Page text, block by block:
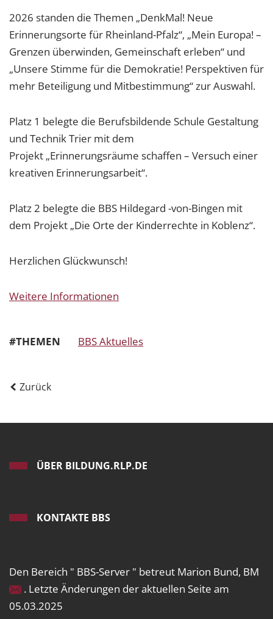
2026 standen die Themen „DenkMal! Neue
Erinnerungsorte für Rheinland-Pfalz“, „Mein Europa! –
Grenzen überwinden, Gemeinschaft erleben“ und
„Unsere Stimme für die Demokratie! Perspektiven für
mehr Beteiligung und Mitbestimmung“ zur Auswahl.
Platz 1 belegte die Berufsbildende Schule Gestaltung
und Technik Trier mit dem
Projekt „Erinnerungsräume schaffen – Versuch einer
kreativen Erinnerungsarbeit“.
Platz 2 belegte die BBS Hildegard -von-Bingen mit
dem Projekt „Die Orte der Kinderrechte in Koblenz“.
Herzlichen Glückwunsch!
Weitere Informationen
#THEMEN BBS Aktuelles
Zurück
ÜBER BILDUNG.RLP.DE
KONTAKTE BBS
Den Bereich " BBS-Server " betreut Marion Bund, BM
. Letzte Änderungen der aktuellen Seite am
05.03.2025